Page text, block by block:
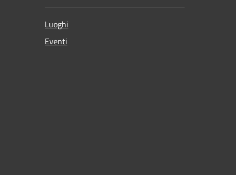
Luoghi
Eventi